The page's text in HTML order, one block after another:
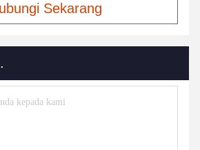
Sekarang